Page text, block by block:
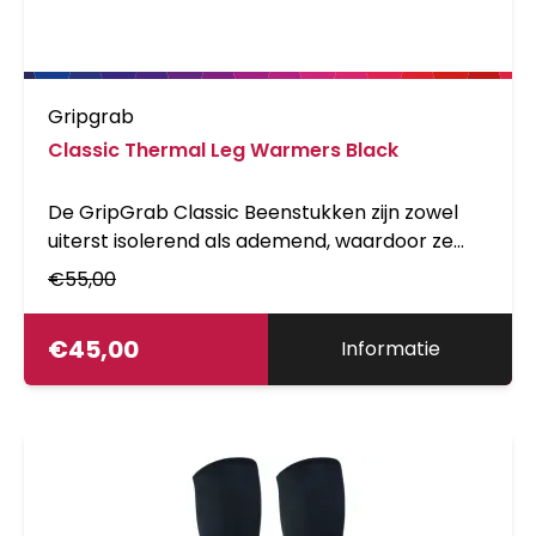
Gripgrab
Classic Thermal Leg Warmers Black
De GripGrab Classic Beenstukken zijn zowel
uiterst isolerend als ademend, waardoor ze
ideaal zijn voor fietsen op koude winterdagen.
buitengewoon comfortabel zodat je de
kilometers kunt blijven wegtrappen.
€55,00
€45,00 Informatie